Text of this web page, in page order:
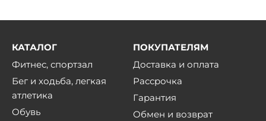
КАТАЛОГ
Фитнес, спортзал
Бег и ходьба, легкая
атлетика
Обувь
ПОКУПАТЕЛЯМ
Доставка и оплата
Рассрочка
Гарантия
Обмен и возврат